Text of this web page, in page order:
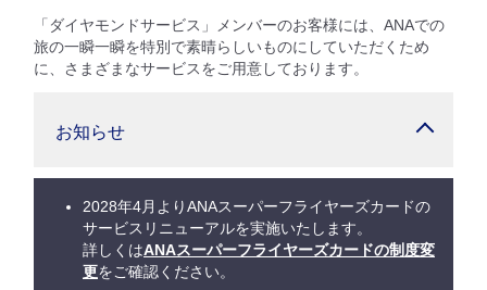
「ダイヤモンドサービス」メンバーのお客様には、ANAでの
旅の一瞬一瞬を特別で素晴らしいものにしていただくため
に、さまざまなサービスをご用意しております。
お知らせ
2028年4月よりANAスーパーフライヤーズカードの
サービスリニューアルを実施いたします。
詳しくはANAスーパーフライヤーズカードの制度変
更をご確認ください。